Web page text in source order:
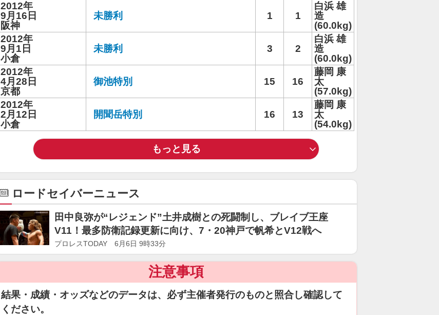
2012年
9月16日
阪神
未勝利 1 1
白浜 雄
造
(60.0kg)
2012年
9月1日
小倉
未勝利 3 2
白浜 雄
造
(60.0kg)
2012年
4月28日
京都
御池特別 15 16
藤岡 康
太
(57.0kg)
2012年
2月12日
小倉
開聞岳特別 16 13
藤岡 康
太
(54.0kg)
もっと見る
ロードセイバーニュース
田中良弥が“レジェンド”土井成樹との死闘制し、ブレイブ王座
V11！最多防衛記録更新に向け、7・20神戸で帆希とV12戦へ
プロレスTODAY 6月6日 9時33分
注意事項
結果・成績・オッズなどのデータは、必ず主催者発行のものと照合し確認して
ください。